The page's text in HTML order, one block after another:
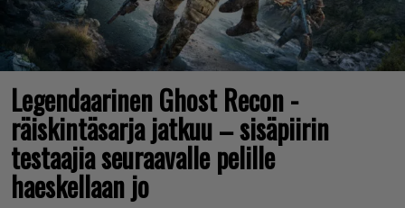
Legendaarinen Ghost Recon -
räiskintäsarja jatkuu – sisäpiirin
testaajia seuraavalle pelille
haeskellaan jo